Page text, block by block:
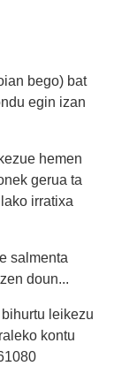
bego) bat
egin izan
hemen
gerua ta
irratixa
salmenta
doun...
leikezu
kontu